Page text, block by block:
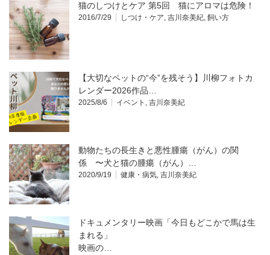
猫のしつけとケア 第5回 猫にアロマは危険！
2016/7/29 しつけ・ケア, 吉川奈美紀, 飼い方
【大切なペットの“今”を残そう】川柳フォトカ
レンダー2026作品…
2025/8/6 イベント , 吉川奈美紀
動物たちの長生きと悪性腫瘍（がん）の関
係 〜犬と猫の腫瘍（がん）…
2020/9/19 健康・病気, 吉川奈美紀
ドキュメンタリー映画「今日もどこかで馬は生
まれる」
映画の…